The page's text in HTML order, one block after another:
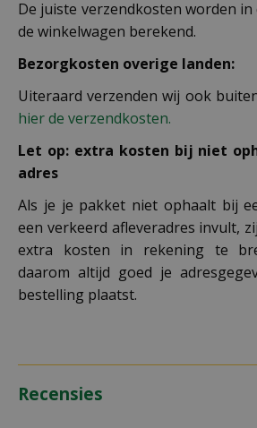
De juiste verzendkosten worden
de winkelwagen berekend.
Bezorgkosten overige landen:
Uiteraard verzenden wij ook
hier de verzendkosten.
Let op: extra kosten bij niet
adres
Als je je pakket niet ophaalt bij
een verkeerd afleveradres invult,
extra kosten in rekening te
daarom altijd goed je
bestelling plaatst.
Recensies